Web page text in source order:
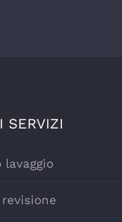
SERVIZI
lavaggio